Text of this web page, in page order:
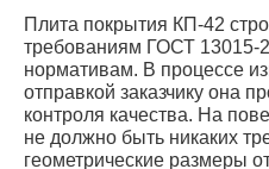
Плита покрытия КП-42
требованиям ГОСТ 13015-
нормативам. В процессе
отправкой заказчику она
контроля качества. На
не должно быть никаких
геометрические размеры